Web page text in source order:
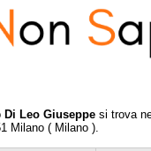
Di Leo Giuseppe si trova
Milano ( Milano ).